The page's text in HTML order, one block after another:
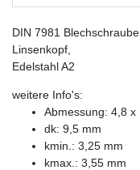
DIN 7981
Linsenkopf,
Edelstahl A2
weitere Info's:
Abmessung: 4,8 x
dk: 9,5 mm
kmin.: 3,25 mm
kmax.: 3,55 mm